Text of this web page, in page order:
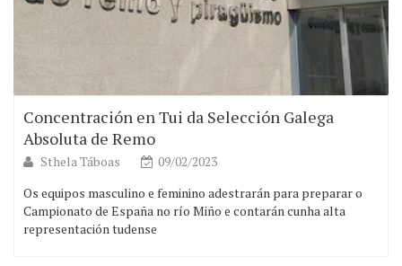
Concentración en Tui da Selección Galega
Absoluta de Remo
Sthela Táboas
09/02/2023
Os equipos masculino e feminino adestrarán para preparar o
Campionato de España no río Miño e contarán cunha alta
representación tudense